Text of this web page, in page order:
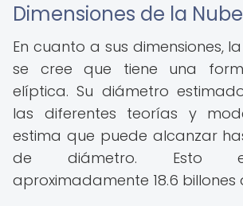
Dimensiones de la
En cuanto a sus dimensiones,
se cree que tiene una
elíptica. Su diámetro
las diferentes teorías y
estima que puede alcanzar
de diámetro. Esto
aproximadamente 18.6 billones